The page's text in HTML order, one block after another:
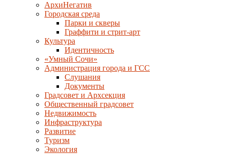
АрхиНегатив
Городская среда
Парки и скверы
Граффити и стрит-арт
Культура
Идентичность
«Умный Сочи»
Администрация города и ГСС
Слушания
Документы
Градсовет и Архсекция
Общественный градсовет
Недвижимость
Инфраструктура
Развитие
Туризм
Экология